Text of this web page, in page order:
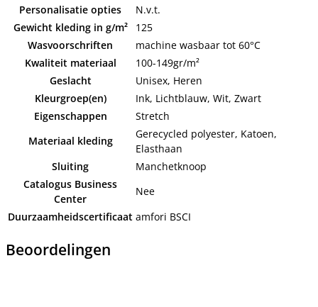
Personalisatie opties
N.v.t.
Gewicht kleding in g/m²
125
Wasvoorschriften
machine wasbaar tot 60°C
Kwaliteit materiaal
100-149gr/m²
Geslacht
Unisex, Heren
Kleurgroep(en)
Ink, Lichtblauw, Wit, Zwart
Eigenschappen
Stretch
Materiaal kleding
Gerecycled polyester, Katoen,
Elasthaan
Sluiting
Manchetknoop
Catalogus Business
Center
Nee
Duurzaamheidscertificaat amfori BSCI
Beoordelingen